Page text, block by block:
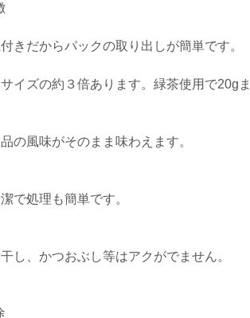
きだからパックの取り出しが簡単です。
イズの約３倍あります。緑茶使用で20g
の風味がそのまま味わえます。
で処理も簡単です。
し、かつおぶし等はアクがでません。